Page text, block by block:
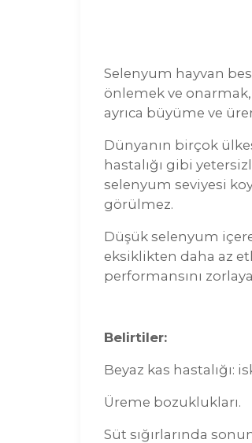
Selenyum hayvan
önlemek ve
ayrıca büyüme ve
Dünyanın birçok
hastalığı gibi
selenyum seviyesi
görülmez.
Düşük selenyum
eksiklikten daha az
performansını
Belirtiler:
Beyaz kas hastalığı:
Üreme bozuklukları.
Süt sığırlarında